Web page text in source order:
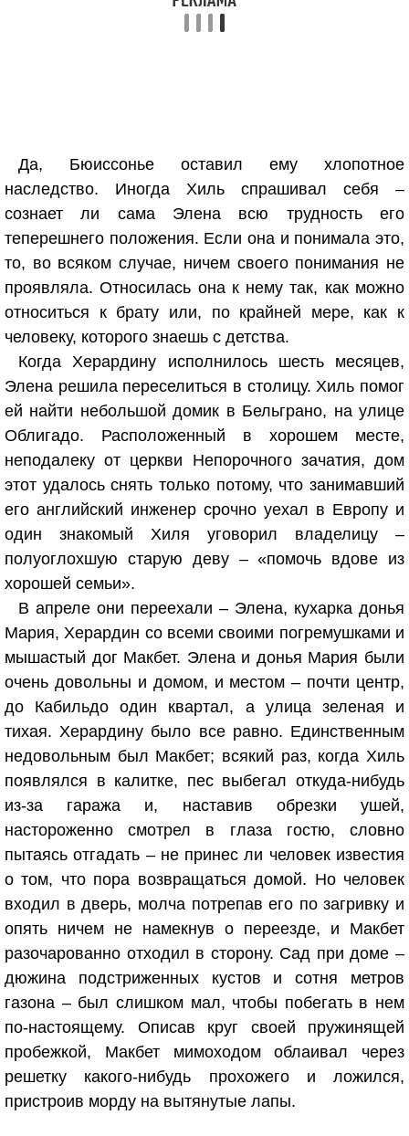
Да, Бюиссонье оставил ему хлопотное
наследство. Иногда Хиль спрашивал себя –
сознает ли сама Элена всю трудность его
теперешнего положения. Если она и понимала это,
то, во всяком случае, ничем своего понимания не
проявляла. Относилась она к нему так, как можно
относиться к брату или, по крайней мере, как к
человеку, которого знаешь с детства.
Когда Херардину исполнилось шесть месяцев,
Элена решила переселиться в столицу. Хиль помог
ей найти небольшой домик в Бельграно, на улице
Облигадо. Расположенный в хорошем месте,
неподалеку от церкви Непорочного зачатия, дом
этот удалось снять только потому, что занимавший
его английский инженер срочно уехал в Европу и
один знакомый Хиля уговорил владелицу –
полуоглохшую старую деву – «помочь вдове из
хорошей семьи».
В апреле они переехали – Элена, кухарка донья
Мария, Херардин со всеми своими погремушками и
мышастый дог Макбет. Элена и донья Мария были
очень довольны и домом, и местом – почти центр,
до Кабильдо один квартал, а улица зеленая и
тихая. Херардину было все равно. Единственным
недовольным был Макбет; всякий раз, когда Хиль
появлялся в калитке, пес выбегал откуда-нибудь
из-за гаража и, наставив обрезки ушей,
настороженно смотрел в глаза гостю, словно
пытаясь отгадать – не принес ли человек известия
о том, что пора возвращаться домой. Но человек
входил в дверь, молча потрепав его по загривку и
опять ничем не намекнув о переезде, и Макбет
разочарованно отходил в сторону. Сад при доме –
дюжина подстриженных кустов и сотня метров
газона – был слишком мал, чтобы побегать в нем
по-настоящему. Описав круг своей пружинящей
пробежкой, Макбет мимоходом облаивал через
решетку какого-нибудь прохожего и ложился,
пристроив морду на вытянутые лапы.